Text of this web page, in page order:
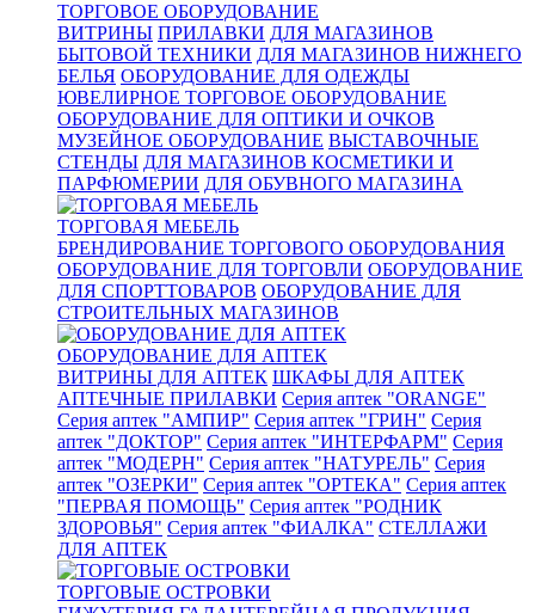
ТОРГОВОЕ ОБОРУДОВАНИЕ
ВИТРИНЫ ПРИЛАВКИ ДЛЯ МАГАЗИНОВ
БЫТОВОЙ ТЕХНИКИ ДЛЯ МАГАЗИНОВ НИЖНЕГО
БЕЛЬЯ ОБОРУДОВАНИЕ ДЛЯ ОДЕЖДЫ
ЮВЕЛИРНОЕ ТОРГОВОЕ ОБОРУДОВАНИЕ
ОБОРУДОВАНИЕ ДЛЯ ОПТИКИ И ОЧКОВ
МУЗЕЙНОЕ ОБОРУДОВАНИЕ ВЫСТАВОЧНЫЕ
СТЕНДЫ ДЛЯ МАГАЗИНОВ КОСМЕТИКИ И
ПАРФЮМЕРИИ ДЛЯ ОБУВНОГО МАГАЗИНА
ТОРГОВАЯ МЕБЕЛЬ
БРЕНДИРОВАНИЕ ТОРГОВОГО ОБОРУДОВАНИЯ
ОБОРУДОВАНИЕ ДЛЯ ТОРГОВЛИ ОБОРУДОВАНИЕ
ДЛЯ СПОРТТОВАРОВ ОБОРУДОВАНИЕ ДЛЯ
СТРОИТЕЛЬНЫХ МАГАЗИНОВ
ОБОРУДОВАНИЕ ДЛЯ АПТЕК
ВИТРИНЫ ДЛЯ АПТЕК ШКАФЫ ДЛЯ АПТЕК
АПТЕЧНЫЕ ПРИЛАВКИ Серия аптек "ORANGE"
Серия аптек "АМПИР" Серия аптек "ГРИН" Серия
аптек "ДОКТОР" Серия аптек "ИНТЕРФАРМ" Серия
аптек "МОДЕРН" Серия аптек "НАТУРЕЛЬ" Серия
аптек "ОЗЕРКИ" Серия аптек "ОРТЕКА" Серия аптек
"ПЕРВАЯ ПОМОЩЬ" Серия аптек "РОДНИК
ЗДОРОВЬЯ" Серия аптек "ФИАЛКА" СТЕЛЛАЖИ
ДЛЯ АПТЕК
ТОРГОВЫЕ ОСТРОВКИ